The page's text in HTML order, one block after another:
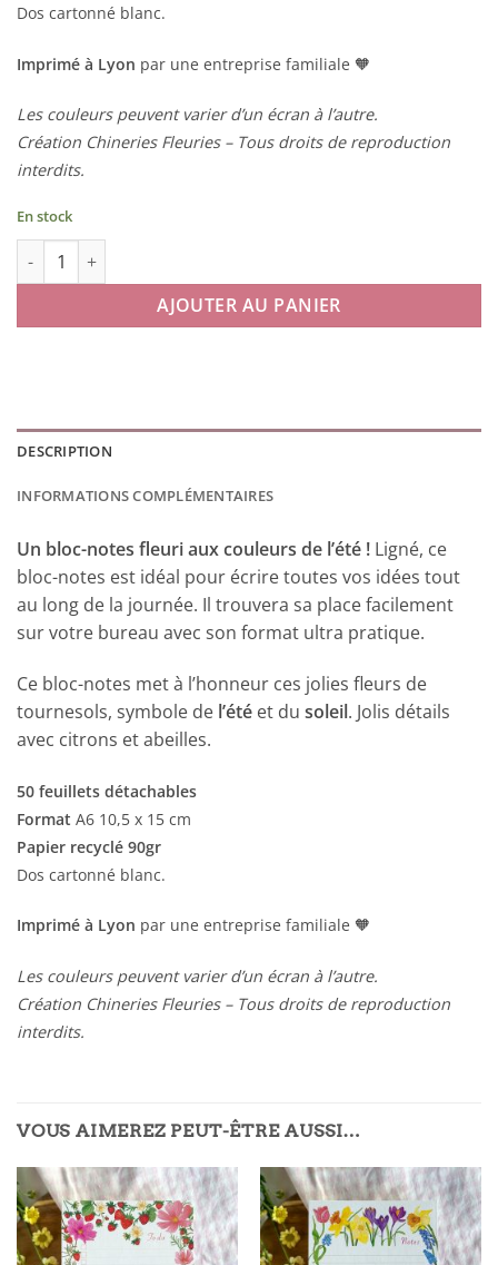
Dos cartonné blanc.
Imprimé à Lyon par une entreprise familiale 🧡
Les couleurs peuvent varier d’un écran à l’autre.
Création Chineries Fleuries – Tous droits de reproduction
interdits.
En stock
quantité de Bloc-notes Tournesols
AJOUTER AU PANIER
DESCRIPTION
INFORMATIONS COMPLÉMENTAIRES
Un bloc-notes fleuri aux couleurs de l’été ! Ligné, ce
bloc-notes est idéal pour écrire toutes vos idées tout
au long de la journée. Il trouvera sa place facilement
sur votre bureau avec son format ultra pratique.
Ce bloc-notes met à l’honneur ces jolies fleurs de
tournesols, symbole de l’été et du soleil. Jolis détails
avec citrons et abeilles.
50 feuillets détachables
Format A6 10,5 x 15 cm
Papier recyclé 90gr
Dos cartonné blanc.
Imprimé à Lyon par une entreprise familiale 🧡
Les couleurs peuvent varier d’un écran à l’autre.
Création Chineries Fleuries – Tous droits de reproduction
interdits.
VOUS AIMEREZ PEUT-ÊTRE AUSSI…